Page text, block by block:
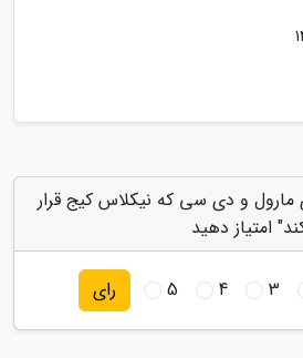
و دی سی که نیکلاس کیج قرار
امتیاز دهید
3
4
5 رای